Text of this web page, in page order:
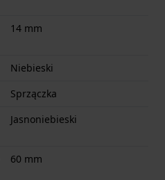
14 mm
Niebieski
Sprzączka
Jasnoniebieski
60 mm